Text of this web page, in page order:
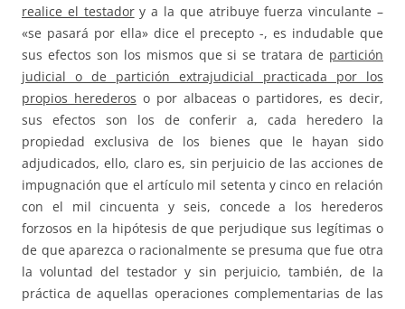
realice el testadory a la que atribuye fuerza vinculante –
«se pasará por ella» dice el precepto -, es indudable que
sus efectos son los mismos que si se tratara de partición
judicial o de partición extrajudicial practicada por los
propios herederos o por albaceas o partidores, es decir,
sus efectos son los de conferir a, cada heredero la
propiedad exclusiva de los bienes que le hayan sido
adjudicados, ello, claro es, sin perjuicio de las acciones de
impugnación que el artículo mil setenta y cinco en relación
con el mil cincuenta y seis, concede a los herederos
forzosos en la hipótesis de que perjudique sus legítimas o
de que aparezca o racionalmente se presuma que fue otra
la voluntad del testador y sin perjuicio, también, de la
práctica de aquellas operaciones complementarias de las